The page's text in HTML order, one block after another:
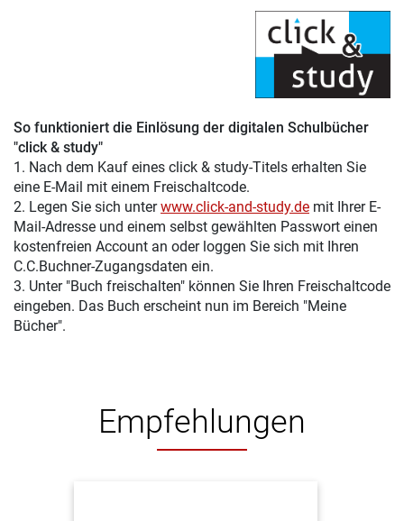
So funktioniert die Einlösung der digitalen Schulbücher
"click & study"
1. Nach dem Kauf eines click & study-Titels erhalten Sie
eine E-Mail mit einem Freischaltcode.
2. Legen Sie sich unterwww.click-and-study.de mit Ihrer E-
Mail-Adresse und einem selbst gewählten Passwort einen
kostenfreien Account an oder loggen Sie sich mit Ihren
C.C.Buchner-Zugangsdaten ein.
3. Unter "Buch freischalten" können Sie Ihren Freischaltcode
eingeben. Das Buch erscheint nun im Bereich "Meine
Bücher".
Empfehlungen